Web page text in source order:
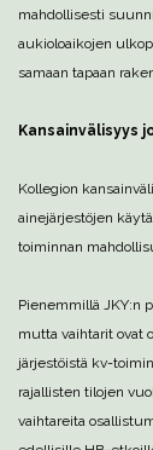
mahdollisesti
aukioloaikojen
samaan tapaan
Kansainvälisyys
Kollegion
ainejärjestöjen
toiminnan
Pienemmillä JKY:n
mutta vaihtarit ovat
järjestöistä kv-
rajallisten tilojen
vaihtareita